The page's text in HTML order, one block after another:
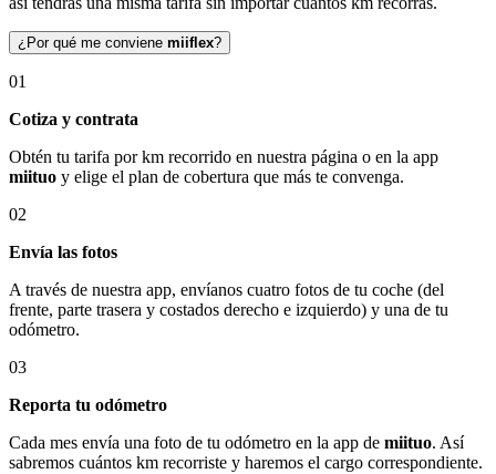
¿Por qué me conviene miiflex?
01
Cotiza y contrata
Obtén tu tarifa por km recorrido en nuestra página o en la app
miituo y elige el plan de cobertura que más te convenga.
02
Envía las fotos
A través de nuestra app, envíanos cuatro fotos de tu coche (del
frente, parte trasera y costados derecho e izquierdo) y una de tu
odómetro.
03
Reporta tu odómetro
Cada mes envía una foto de tu odómetro en la app de miituo. Así
sabremos cuántos km recorriste y haremos el cargo correspondiente.